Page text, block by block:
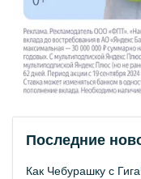
Последние
Как Чебурашку с